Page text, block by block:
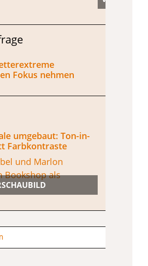
Fokus nehmen
umgebaut: Ton-in-
Farbkontraste